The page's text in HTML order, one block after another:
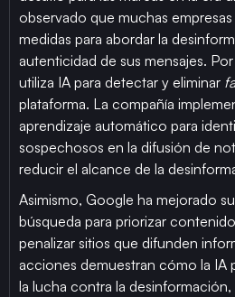
observado que muchas
medidas para abordar la
autenticidad de sus mensajes.
utiliza IA para detectar y eliminar
plataforma. La compañía
aprendizaje automático para
sospechosos en la difusión de
reducir el alcance de la
Asimismo, Google ha mejorado
búsqueda para priorizar
penalizar sitios que difunden
acciones demuestran cómo la IA
la lucha contra la